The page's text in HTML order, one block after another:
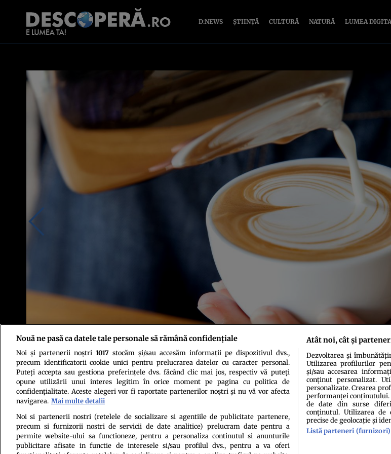
D:NEWS ȘTIINȚĂ CULTURĂ NATURĂ LUMEA
Sursa foto: Shutterstock
Politica de confidenţialitatePolitica de cookiesTermeni şi condiţii
Nouă ne pasă ca datele tale personale să rămână confidențiale
Noi și partenerii noștri 1017stocăm și/sau accesăm informații pe dispozitivul dvs.,
precum identificatorii cookie unici pentru prelucrarea datelor cu caracter personal.
Puteți accepta sau gestiona preferințele dvs. făcând clic mai jos, respectiv vă puteți
opune utilizării unui interes legitim în orice moment pe pagina cu politica de
confidențialitate. Aceste alegeri vor fi raportate partenerilor noștri și nu vă vor afecta
navigarea. Mai multe detalii
Noi si partenerii nostri (retelele de socializare si agentiile de publicitate partenere,
precum si furnizorii nostri de servicii de date analitice) prelucram date pentru a
permite website-ului sa functioneze, pentru a personaliza continutul si anunturile
publicitare afisate in functie de interesele si/sau profilul dvs., pentru a va oferi
Atât noi, cât și
Dezvoltarea și
Utilizarea profilurilor
și/sau accesarea
conținut personalizat.
personalizate. Crearea
performanței
de date din surse
conținutul. Utilizarea de
precise de geolocație și
Listă parteneri (furnizori)